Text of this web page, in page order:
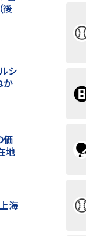
後
シ
か
価
地
海